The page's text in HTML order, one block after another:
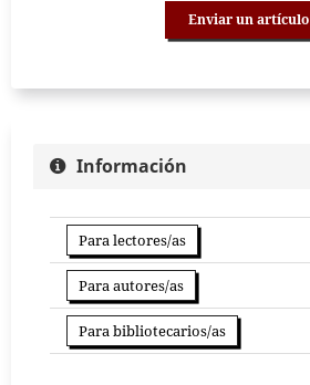
Enviar un artículo
Información
Para lectores/as
Para autores/as
Para bibliotecarios/as